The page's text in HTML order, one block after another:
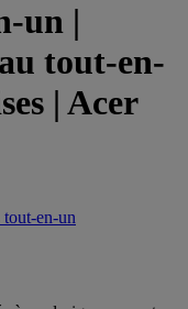
un |
tout-en-
| Acer
tout-en-un